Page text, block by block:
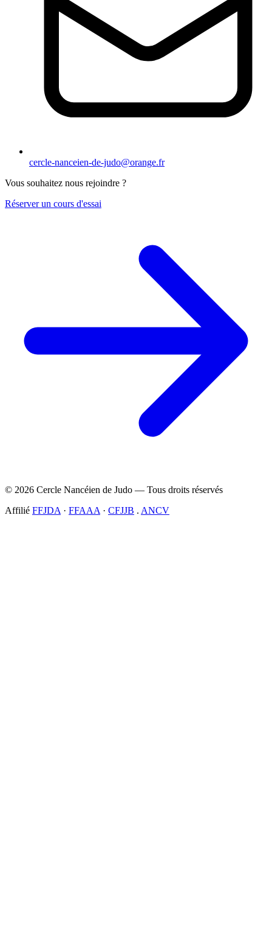
cercle-nanceien-de-judo@orange.fr
Vous souhaitez nous rejoindre ?
Réserver un cours d'essai
© 2026 Cercle Nancéien de Judo — Tous droits réservés
Affilié FFJDA · FFAAA · CFJJB . ANCV